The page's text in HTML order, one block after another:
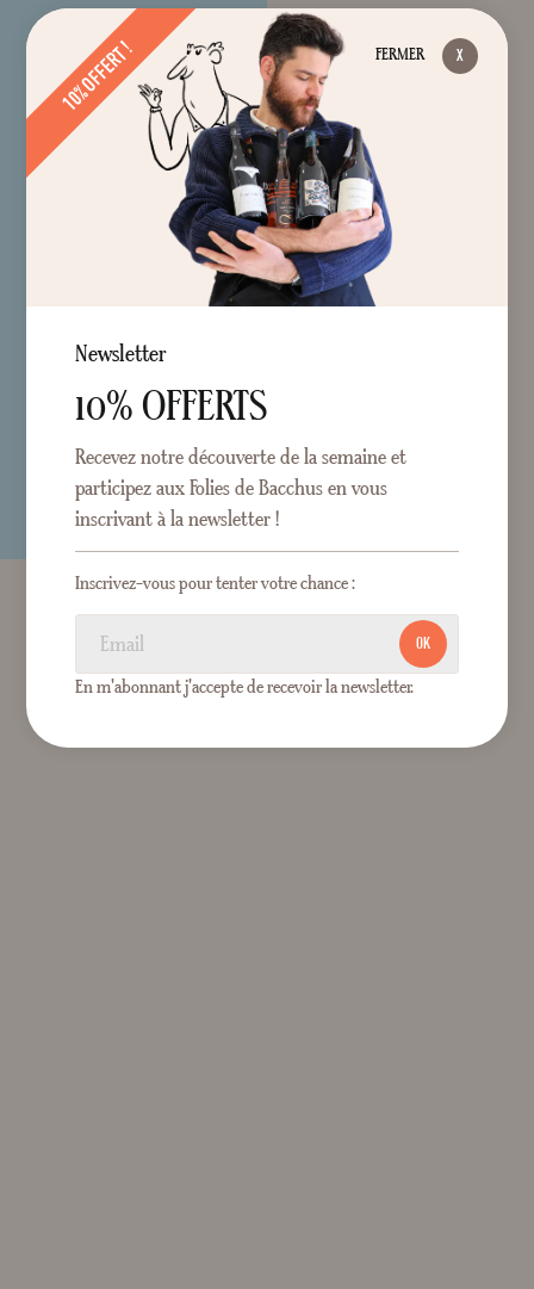
FERMER
10% OFFERT !
Newsletter
10% OFFERTS
Recevez notre découverte de la semaine et
participez aux Folies de Bacchus en vous
inscrivant à la newsletter !
Inscrivez-vous pour tenter votre chance :
OK
En m'abonnant j'accepte de recevoir la newsletter.